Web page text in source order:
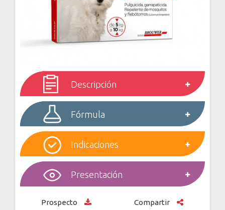
Descripción
Fórmula
Indicaciones
Presentación
Prospecto Compartir